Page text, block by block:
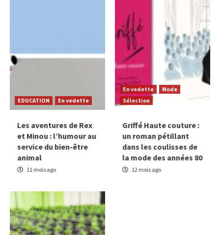
EDUCATION En vedette
Les aventures de Rex
et Minou : l’humour au
service du bien-être
animal
11 mois ago
En vedette
Mode
Sélection
Griffé Haute couture :
un roman pétillant
dans les coulisses de
la mode des années 80
12 mois ago